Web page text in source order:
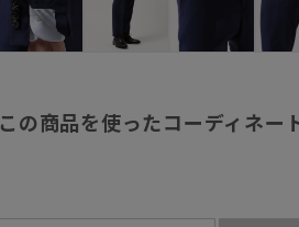
この商品を使ったコーディネー